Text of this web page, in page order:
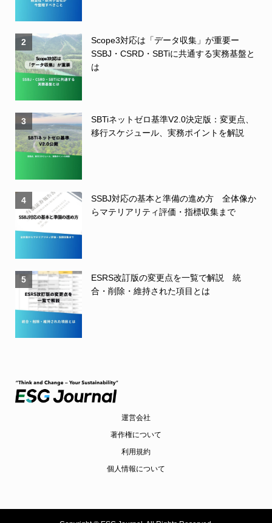
2
Scope3対応は「データ収集」が重要ー
SSBJ・CSRD・SBTiに共通する実務基盤と
は
3
SBTiネットゼロ基準V2.0決定版：変更点、
移行スケジュール、実務ポイントを解説
4
SSBJ対応の基本と準備の進め方 全体像か
らマテリアリティ評価・指標収集まで
5
ESRS改訂版の変更点を一覧で解説 統
合・削除・維持された項目とは
運営会社
著作権について
利用規約
個人情報について